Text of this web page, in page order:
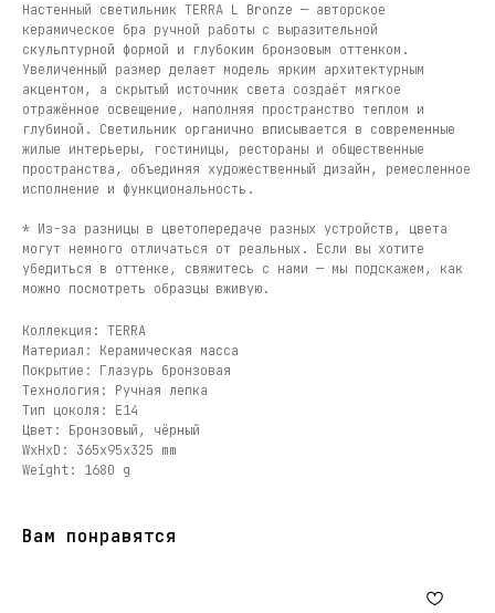
Настенный светильник TERRA L Bronze — авторское
керамическое бра ручной работы с выразительной
скульптурной формой и глубоким бронзовым оттенком.
Увеличенный размер делает модель ярким архитектурным
акцентом, а скрытый источник света создаёт мягкое
отражённое освещение, наполняя пространство теплом и
глубиной. Светильник органично вписывается в современные
жилые интерьеры, гостиницы, рестораны и общественные
пространства, объединяя художественный дизайн, ремесленное
исполнение и функциональность.
* Из-за разницы в цветопередаче разных устройств, цвета
могут немного отличаться от реальных. Если вы хотите
убедиться в оттенке, свяжитесь с нами — мы подскажем, как
можно посмотреть образцы вживую.
Коллекция: TERRA
Материал: Керамическая масса
Покрытие: Глазурь бронзовая
Технология: Ручная лепка
Тип цоколя: E14
Цвет: Бронзовый, чёрный
WxHxD: 365x95x325 mm
Weight: 1680 g
Вам понравятся